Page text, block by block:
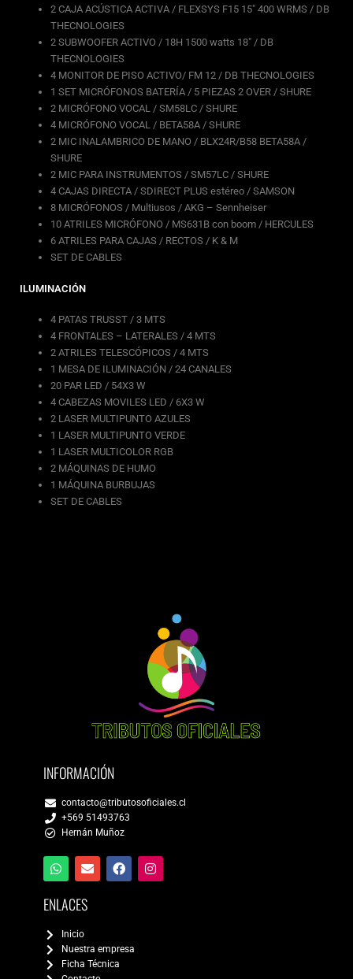
2 CAJA ACÚSTICA ACTIVA / FLEXSYS F15 15″ 400 WRMS / DB
THECNOLOGIES
2 SUBWOOFER ACTIVO / 18H 1500 watts 18″ / DB
THECNOLOGIES
4 MONITOR DE PISO ACTIVO/ FM 12 / DB THECNOLOGIES
1 SET MICRÓFONOS BATERÍA / 5 PIEZAS 2 OVER / SHURE
2 MICRÓFONO VOCAL / SM58LC / SHURE
4 MICRÓFONO VOCAL / BETA58A / SHURE
2 MIC INALAMBRICO DE MANO / BLX24R/B58 BETA58A /
SHURE
2 MIC PARA INSTRUMENTOS / SM57LC / SHURE
4 CAJAS DIRECTA / SDIRECT PLUS estéreo / SAMSON
8 MICRÓFONOS / Multiusos / AKG – Sennheiser
10 ATRILES MICRÓFONO / MS631B con boom / HERCULES
6 ATRILES PARA CAJAS / RECTOS / K & M
SET DE CABLES
ILUMINACIÓN
4 PATAS TRUSST / 3 MTS
4 FRONTALES – LATERALES / 4 MTS
2 ATRILES TELESCÓPICOS / 4 MTS
1 MESA DE ILUMINACIÓN / 24 CANALES
20 PAR LED / 54X3 W
4 CABEZAS MOVILES LED / 6X3 W
2 LASER MULTIPUNTO AZULES
1 LASER MULTIPUNTO VERDE
1 LASER MULTICOLOR RGB
2 MÁQUINAS DE HUMO
1 MÁQUINA BURBUJAS
SET DE CABLES
INFORMACIÓN
contacto@tributosoficiales.cl
+569 51493763
Hernán Muñoz
ENLACES
Inicio
Nuestra empresa
Ficha Técnica